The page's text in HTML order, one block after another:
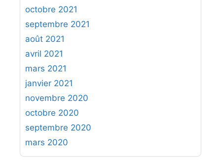
octobre 2021
septembre 2021
août 2021
avril 2021
mars 2021
janvier 2021
novembre 2020
octobre 2020
septembre 2020
mars 2020